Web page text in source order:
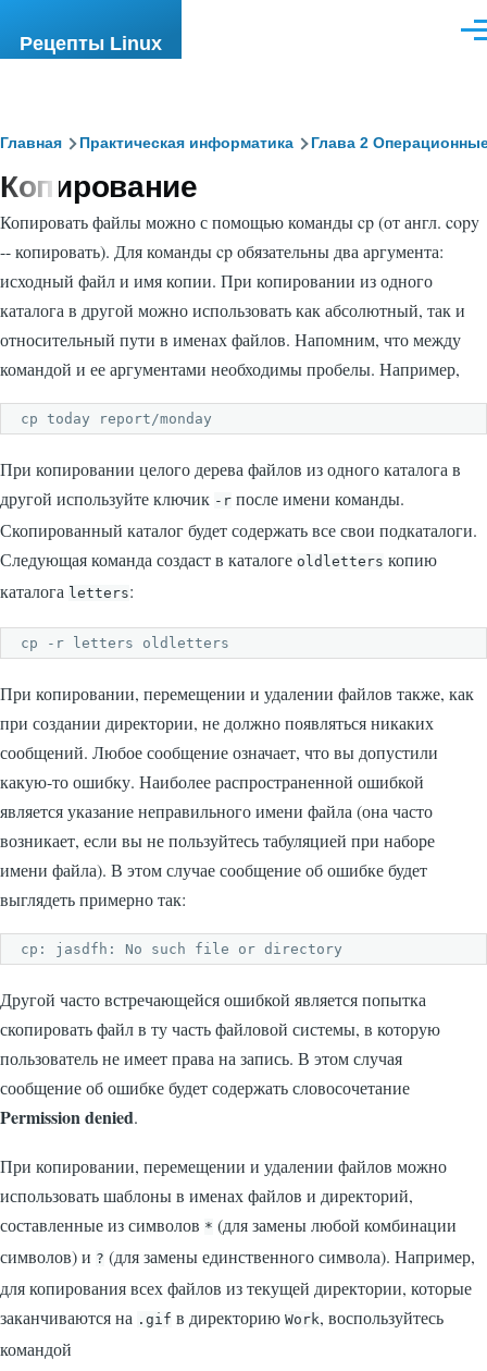
Рецепты Linux
Строка
навигации
Главная Практическая информатика Глава 2
Копирование
Копировать файлы можно с помощью командыcp(от англ. copy
-- копировать). Для командыcpобязательны два аргумента:
исходный файл и имя копии. При копировании из одного
каталога в другой можно использовать как абсолютный, так и
относительный пути в именах файлов. Напомним, что между
командой и ее аргументами необходимы пробелы. Например,
cp today report/monday
При копировании целого дерева файлов из одного каталога в
другой используйте ключик -r после имени команды.
Скопированный каталог будет содержать все свои подкаталоги.
Следующая команда создаст в каталоге oldletters копию
каталога letters:
cp -r letters oldletters
При копировании, перемещении и удалении файлов также, как
при создании директории, не должно появляться никаких
сообщений. Любое сообщение означает, что вы допустили
какую-то ошибку. Наиболее распространенной ошибкой
является указание неправильного имени файла (она часто
возникает, если вы не пользуйтесь табуляцией при наборе
имени файла). В этом случае сообщение об ошибке будет
выглядеть примерно так:
cp: jasdfh: No such file or directory
Другой часто встречающейся ошибкой является попытка
скопировать файл в ту часть файловой системы, в которую
пользователь не имеет права на запись. В этом случая
сообщение об ошибке будет содержать словосочетание
Permission denied.
При копировании, перемещении и удалении файлов можно
использовать шаблоны в именах файлов и директорий,
составленные из символов * (для замены любой комбинации
символов) и ? (для замены единственного символа). Например,
для копирования всех файлов из текущей директории, которые
заканчиваются на .gif в директорию Work, воспользуйтесь
командой